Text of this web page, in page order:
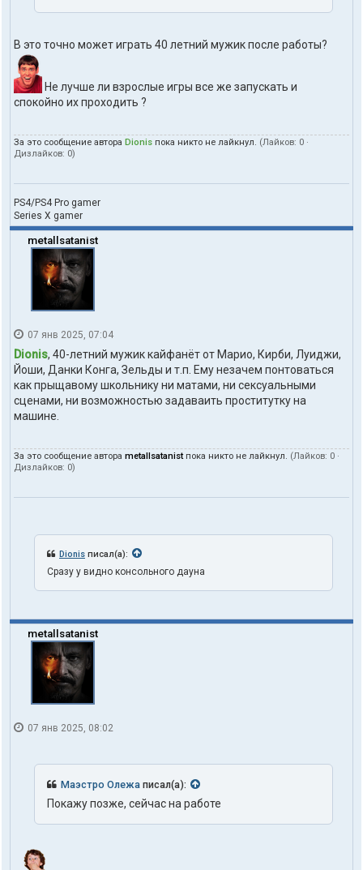
В это точно может играть 40 летний мужик после работы?
Не лучше ли взрослые игры все же запускать и
спокойно их проходить ?
За это сообщение автора Dionis пока никто не лайкнул. (Лайков: 0 ·
Дизлайков: 0)
PS4/PS4 Pro gamer
Series X gamer
metallsatanist
07 янв 2025, 07:04
Dionis, 40-летний мужик кайфанëт от Марио, Кирби, Луиджи,
Йоши, Данки Конга, Зельды и т.п. Ему незачем понтоваться
как прыщавому школьнику ни матами, ни сексуальными
сценами, ни возможностью задаваить проститутку на
машине.
За это сообщение автора metallsatanistпока никто не лайкнул. (Лайков: 0 ·
Дизлайков: 0)
Dionis писал(а):
Сразу у видно консольного дауна
metallsatanist
07 янв 2025, 08:02
Маэстро Олежа писал(а):
Покажу позже, сейчас на работе